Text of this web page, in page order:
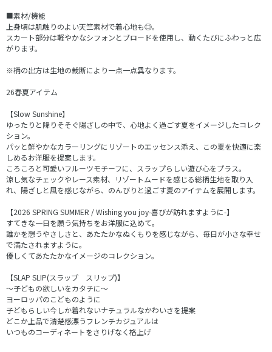
■素材/機能
上身頃は肌触りのよい天竺素材で着心地も◎。
スカート部分は軽やかなシフォンとブロードを使用し、動くたびにふわっと広
がります。
※柄の出方は生地の裁断により一点一点異なります。
26春夏アイテム
【Slow Sunshine】
ゆったりと降りそそぐ陽ざしの中で、心地よく過ごす夏をイメージしたコレク
ション。
パッと鮮やかなカラーリングにリゾートのエッセンス添え、この夏を快適に楽
しめるお洋服を提案します。
ころころと可愛いフルーツモチーフに、スラップらしい遊び心をプラス。
涼し気なチェックやレース素材、リゾートムードを感じる総柄生地を取り入
れ、陽ざしと風を感じながら、のんびりと過ごす夏のアイテムを展開します。
【2026 SPRING SUMMER / Wishing you joy-喜びが訪れますように-】
すてきな一日を願う気持ちをお洋服に込めて。
誰かを想うやさしさと、あたたかなぬくもりを感じながら、毎日が小さな幸せ
で満たされますように。
優しくてあたたかなイメージのコレクション。
【SLAP SLIP(スラップ スリップ)】
～子どもの欲しいをカタチに～
ヨーロッパのこどものように
子どもらしい今しか着れないナチュラルなかわいさを提案
どこか上品で清楚感漂うフレンチカジュアルは
いつものコーディネートをさりげなく格上げ